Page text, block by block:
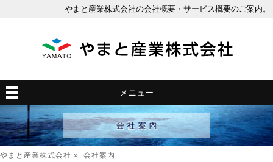
やまと産業株式会社の会社概要・サービス概要のご案内。
メニュー
やまと産業株式会社 » 会社案内